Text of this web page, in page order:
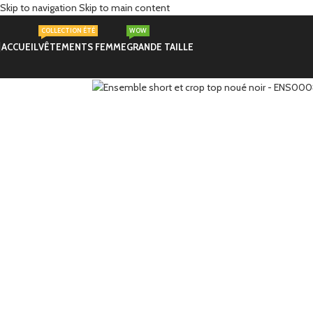
Skip to navigation Skip to main content
ACCUEILVÊTEMENTS FEMME
COLLECTION ÉTÉ
GRANDE TAILLE
WOW
-30%